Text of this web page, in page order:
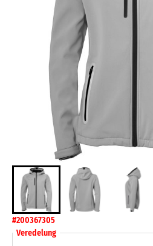
#200367305
Veredelung